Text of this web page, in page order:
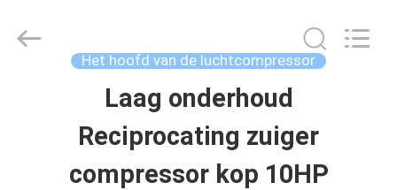
PRODUCTEN
Machinery
Het hoofd van de luchtcompressor
Laag onderhoud
Reciprocating zuiger
compressor kop 10HP